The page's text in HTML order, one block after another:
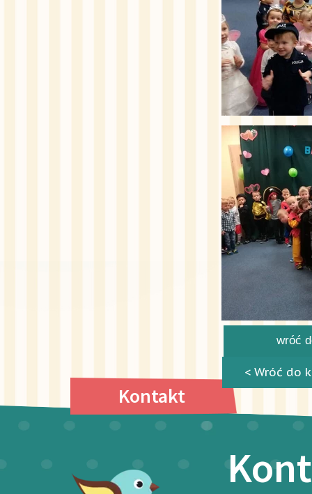
< Wróć do
Kontakt
wróć